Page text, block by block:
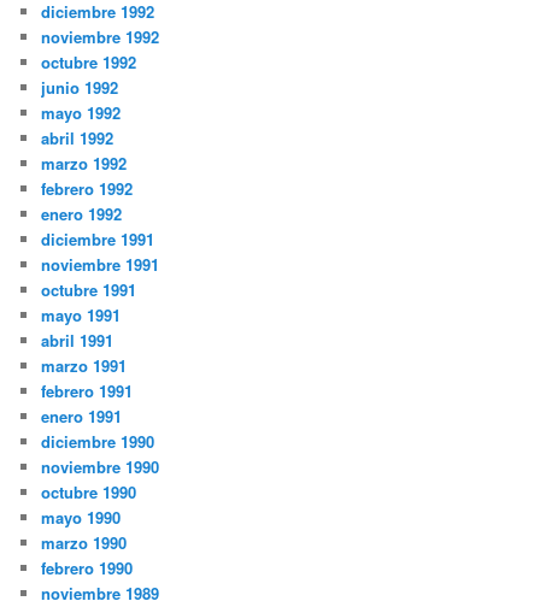
diciembre 1992
noviembre 1992
octubre 1992
junio 1992
mayo 1992
abril 1992
marzo 1992
febrero 1992
enero 1992
diciembre 1991
noviembre 1991
octubre 1991
mayo 1991
abril 1991
marzo 1991
febrero 1991
enero 1991
diciembre 1990
noviembre 1990
octubre 1990
mayo 1990
marzo 1990
febrero 1990
noviembre 1989